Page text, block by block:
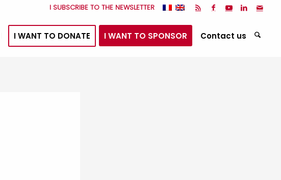
I SUBSCRIBE TO THE NEWSLETTER
I WANT TO DONATE I WANT TO SPONSOR Contact us